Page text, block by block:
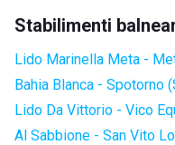
Stabilimenti
Lido Marinella Meta -
Bahia Blanca - Spotorno
Lido Da Vittorio - Vico
Al Sabbione - San Vito